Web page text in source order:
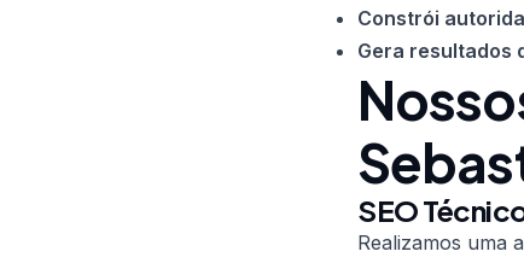
Constrói
Gera resultados
SEO
Realizamos uma